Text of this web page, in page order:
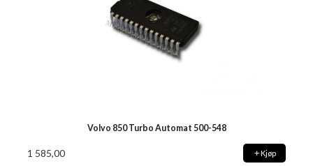
Volvo 850 Turbo Automat 500-548
1 585,00 Kjøp